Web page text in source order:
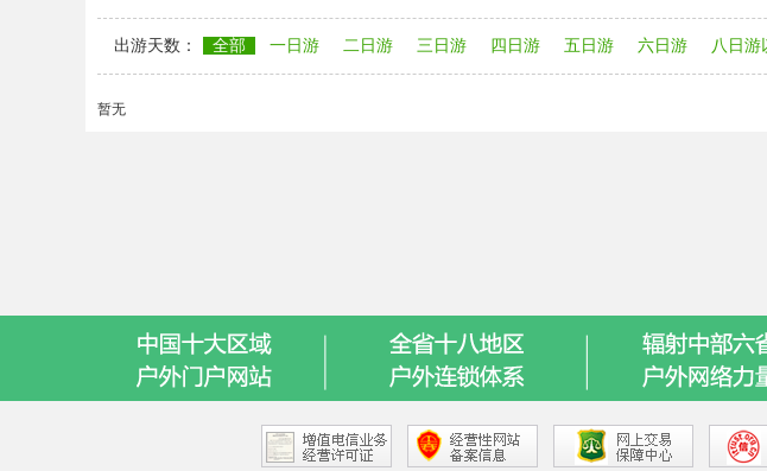
出游天数： 全部 一日游 二日游 三日游 四日游 五日游 六日游 八日游
暂无